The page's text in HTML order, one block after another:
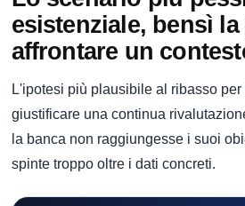
esistenziale, bensì
affrontare un
L'ipotesi più plausibile al ribasso
giustificare una continua
la banca non raggiungesse i suoi
spinte troppo oltre i dati concreti.